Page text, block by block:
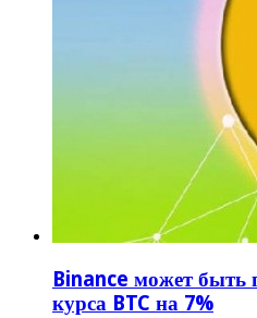
Binance может быть
курса BTC на 7%